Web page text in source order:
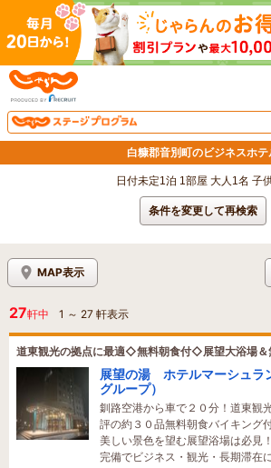
白糠郡音別町のビジネスホテ
日付未定1泊 1部屋 大人1名 子
条件を変更して再検索
MAP表示
27軒中 1 ～ 27 軒表示
道東観光の拠点に最適◇無料朝食付◇展望大浴場＆
展望の湯 ホテルマーシュラ
グループ）
釧路空港から車で２０分！道東観
評の約３０品無料朝食バイキング
美しい景色を望む展望浴場は必見
完備でビジネス・観光・長期滞在